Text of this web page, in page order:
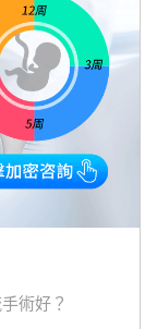
術好？